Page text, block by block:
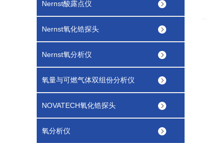
Nernst酸露点仪
Nernst氧化锆探头
Nernst氧分析仪
氧量与可燃气体双组份分析仪
NOVATECH氧化锆探头
氧分析仪